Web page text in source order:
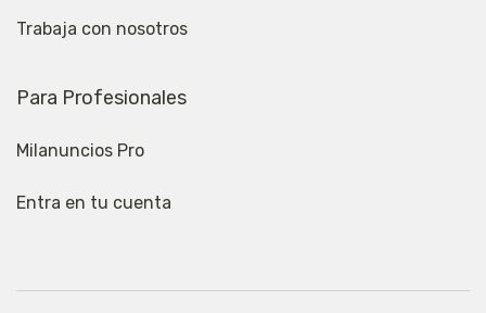
Trabaja con nosotros
Para Profesionales
Milanuncios Pro
Entra en tu cuenta